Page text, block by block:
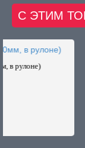
С ЭТИМ
Чернила